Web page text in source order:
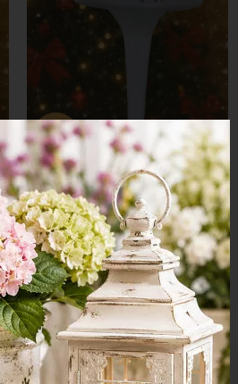
Sklenený vianočný svietnik
7x7x20 cm
7,56 €
12,60 €
-40%
AKCIA
SKLADOM